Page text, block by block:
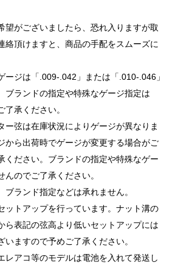
望がございましたら、恐れ入りますが取
絡頂けますと、商品の手配をスムーズに
ージは「.009-.042」または「.010-.046」
ブランドの指定や特殊なゲージ指定は
承ください。
ー弦は在庫状況によりゲージが異なりま
から出荷時でゲージが変更する場合がご
ください。ブランドの指定や特殊なゲー
のでご了承ください。
ブランド指定などは承れません。
ットアップを行っています。ナット溝の
ら表記の弦高より低いセットアップには
ますので予めご了承ください。
レアコ等のモデルは電池を入れて発送し